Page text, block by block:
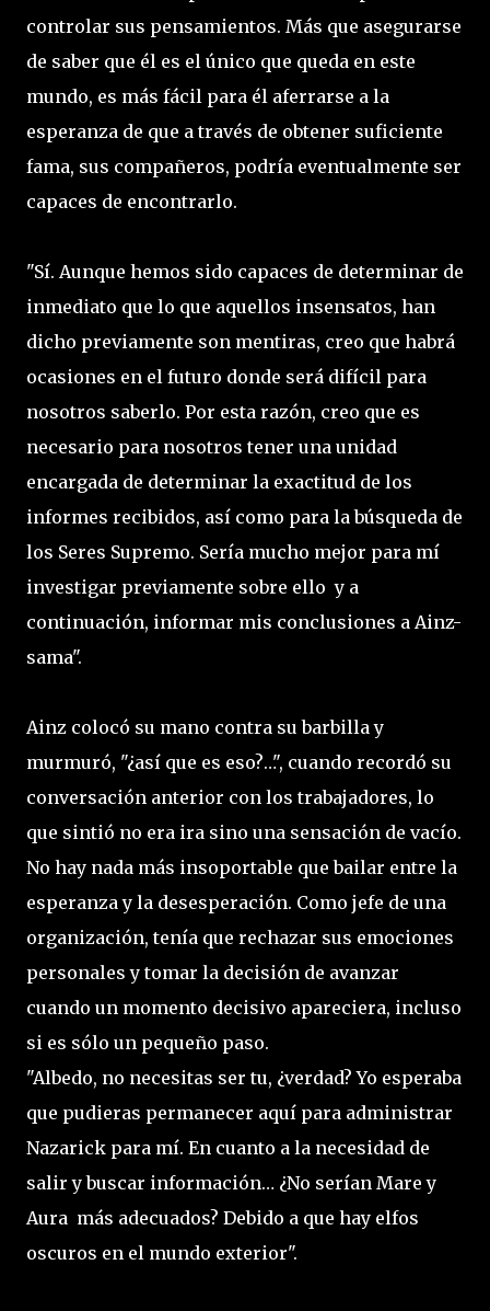
controlar sus pensamientos. Más que asegurarse
de saber que él es el único que queda en este
mundo, es más fácil para él aferrarse a la
esperanza de que a través de obtener suficiente
fama, sus compañeros, podría eventualmente ser
capaces de encontrarlo.
"Sí. Aunque hemos sido capaces de determinar de
inmediato que lo que aquellos insensatos, han
dicho previamente son mentiras, creo que habrá
ocasiones en el futuro donde será difícil para
nosotros saberlo. Por esta razón, creo que es
necesario para nosotros tener una unidad
encargada de determinar la exactitud de los
informes recibidos, así como para la búsqueda de
los Seres Supremo. Sería mucho mejor para mí
investigar previamente sobre ello y a
continuación, informar mis conclusiones a Ainz-
sama".
Ainz colocó su mano contra su barbilla y
murmuró, "¿así que es eso?…", cuando recordó su
conversación anterior con los trabajadores, lo
que sintió no era ira sino una sensación de vacío.
No hay nada más insoportable que bailar entre la
esperanza y la desesperación. Como jefe de una
organización, tenía que rechazar sus emociones
personales y tomar la decisión de avanzar
cuando un momento decisivo apareciera, incluso
si es sólo un pequeño paso.
"Albedo, no necesitas ser tu, ¿verdad? Yo esperaba
que pudieras permanecer aquí para administrar
Nazarick para mí. En cuanto a la necesidad de
salir y buscar información… ¿No serían Mare y
Aura más adecuados? Debido a que hay elfos
oscuros en el mundo exterior".